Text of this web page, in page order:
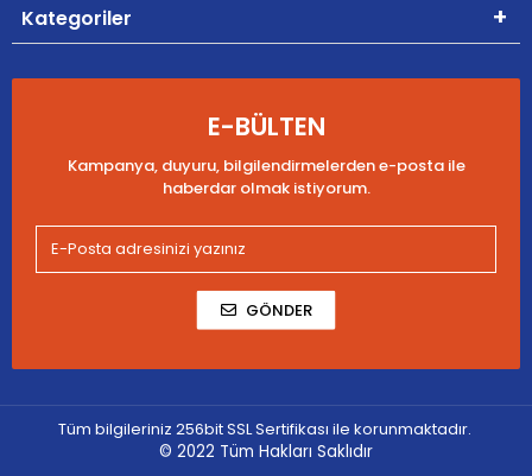
Kategoriler
E-BÜLTEN
Kampanya, duyuru, bilgilendirmelerden e-posta ile
haberdar olmak istiyorum.
GÖNDER
Tüm bilgileriniz 256bit SSL Sertifikası ile korunmaktadır.
© 2022 Tüm Hakları Saklıdır